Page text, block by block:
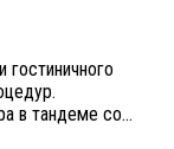
в тандеме со...